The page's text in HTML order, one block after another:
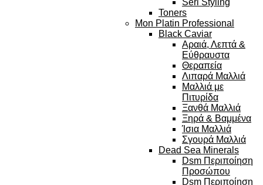
Seri Styling
Toners
Mon Platin Professional
Black Caviar
Αραιά, Λεπτά &
Εύθραυστα
Θεραπεία
Λιπαρά Μαλλιά
Μαλλιά με
Πιτυρίδα
Ξανθά Μαλλιά
Ξηρά & Βαμμένα
Ίσια Μαλλιά
Σγουρά Μαλλιά
Dead Sea Minerals
Dsm Περιποίηση
Προσώπου
Dsm Περιποίηση